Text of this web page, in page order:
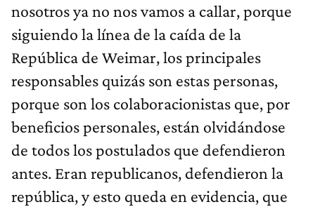
nosotros ya no nos vamos a callar, porque
siguiendo la línea de la caída de la
República de Weimar, los principales
responsables quizás son estas personas,
porque son los colaboracionistas que, por
beneficios personales, están olvidándose
de todos los postulados que defendieron
antes. Eran republicanos, defendieron la
república, y esto queda en evidencia, que